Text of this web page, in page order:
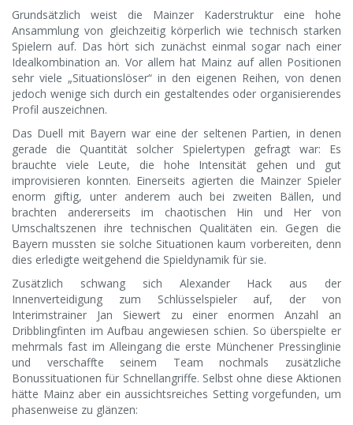
Grundsätzlich weist die Mainzer Kaderstruktur eine hohe
Ansammlung von gleichzeitig körperlich wie technisch starken
Spielern auf. Das hört sich zunächst einmal sogar nach einer
Idealkombination an. Vor allem hat Mainz auf allen Positionen
sehr viele „Situationslöser“ in den eigenen Reihen, von denen
jedoch wenige sich durch ein gestaltendes oder organisierendes
Profil auszeichnen.
Das Duell mit Bayern war eine der seltenen Partien, in denen
gerade die Quantität solcher Spielertypen gefragt war: Es
brauchte viele Leute, die hohe Intensität gehen und gut
improvisieren konnten. Einerseits agierten die Mainzer Spieler
enorm giftig, unter anderem auch bei zweiten Bällen, und
brachten andererseits im chaotischen Hin und Her von
Umschaltszenen ihre technischen Qualitäten ein. Gegen die
Bayern mussten sie solche Situationen kaum vorbereiten, denn
dies erledigte weitgehend die Spieldynamik für sie.
Zusätzlich schwang sich Alexander Hack aus der
Innenverteidigung zum Schlüsselspieler auf, der von
Interimstrainer Jan Siewert zu einer enormen Anzahl an
Dribblingfinten im Aufbau angewiesen schien. So überspielte er
mehrmals fast im Alleingang die erste Münchener Pressinglinie
und verschaffte seinem Team nochmals zusätzliche
Bonussituationen für Schnellangriffe. Selbst ohne diese Aktionen
hätte Mainz aber ein aussichtsreiches Setting vorgefunden, um
phasenweise zu glänzen: